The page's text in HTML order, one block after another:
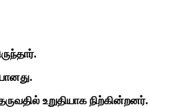
உறுதியாக நிற்கின்றனர்.